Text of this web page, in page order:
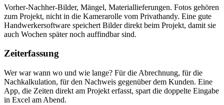
Vorher-Nachher-Bilder, Mängel, Materiallieferungen. Fotos gehören
zum Projekt, nicht in die Kamerarolle vom Privathandy. Eine gute
Handwerkersoftware speichert Bilder direkt beim Projekt, damit sie
auch Wochen später noch auffindbar sind.
Zeiterfassung
Wer war wann wo und wie lange? Für die Abrechnung, für die
Nachkalkulation, für den Nachweis gegenüber dem Kunden. Eine
App, die Zeiten direkt am Projekt erfasst, spart die doppelte Eingabe
in Excel am Abend.